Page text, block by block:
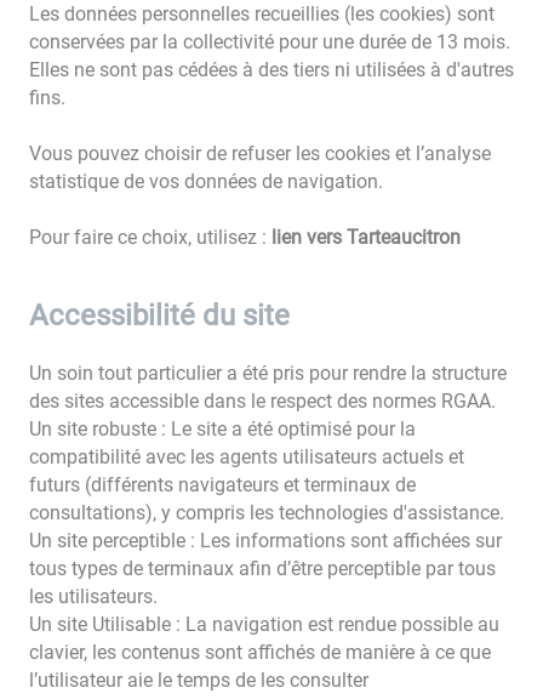
Les données personnelles recueillies (les cookies) sont
conservées par la collectivité pour une durée de 13 mois.
Elles ne sont pas cédées à des tiers ni utilisées à d'autres
fins.
Vous pouvez choisir de refuser les cookies et l’analyse
statistique de vos données de navigation.
Pour faire ce choix, utilisez : lien vers Tarteaucitron
Accessibilité du site
Un soin tout particulier a été pris pour rendre la structure
des sites accessible dans le respect des normes RGAA.
Un site robuste : Le site a été optimisé pour la
compatibilité avec les agents utilisateurs actuels et
futurs (différents navigateurs et terminaux de
consultations), y compris les technologies d'assistance.
Un site perceptible : Les informations sont affichées sur
tous types de terminaux afin d’être perceptible par tous
les utilisateurs.
Un site Utilisable : La navigation est rendue possible au
clavier, les contenus sont affichés de manière à ce que
l’utilisateur aie le temps de les consulter